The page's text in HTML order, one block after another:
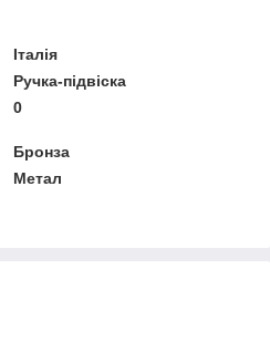
Італія
Ручка-підвіска
0
Бронза
Метал